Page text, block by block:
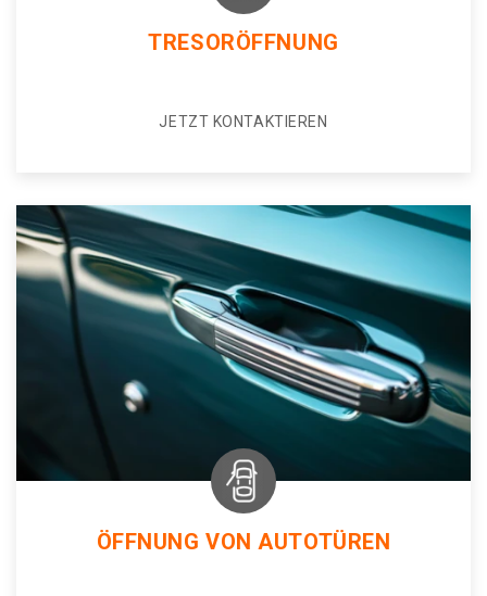
TRESORÖFFNUNG
JETZT KONTAKTIEREN
ÖFFNUNG VON AUTOTÜREN